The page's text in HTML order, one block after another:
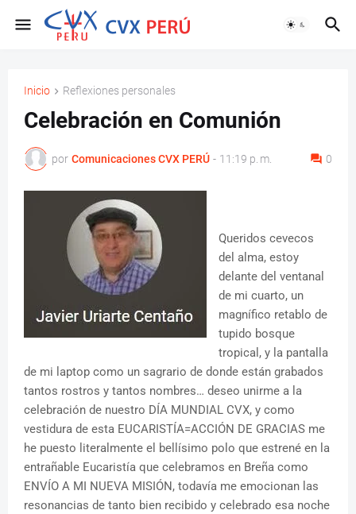
Inicio Reflexiones personales
Celebración en Comunión
por Comunicaciones CVX PERÚ - 11:19 p. m. 0
Queridos cevecos
del alma, estoy
delante del ventanal
de mi cuarto, un
magnífico retablo de
tupido bosque
tropical, y la pantalla
de mi laptop como un sagrario de donde están grabados
tantos rostros y tantos nombres… deseo unirme a la
celebración de nuestro DÍA MUNDIAL CVX, y como
vestidura de esta EUCARISTÍA=ACCIÓN DE GRACIAS me
he puesto literalmente el bellísimo polo que estrené en la
entrañable Eucaristía que celebramos en Breña como
ENVÍO A MI NUEVA MISIÓN, todavía me emocionan las
resonancias de tanto bien recibido y celebrado esa noche